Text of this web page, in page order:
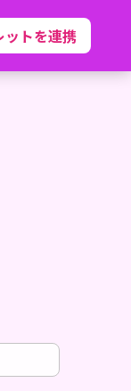
ットを連携